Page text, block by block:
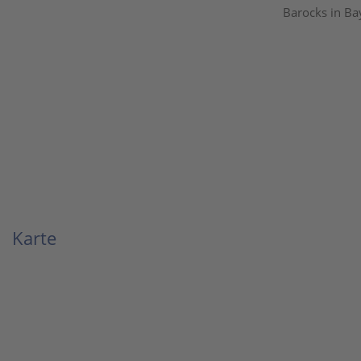
Barocks in
Karte